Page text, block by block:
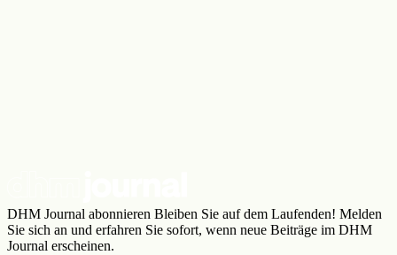
DHM Journal abonnieren Bleiben Sie auf dem Laufenden! Melden
Sie sich an und erfahren Sie sofort, wenn neue Beiträge im DHM
Journal erscheinen.